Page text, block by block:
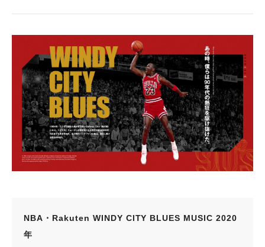
NBA・Rakuten WINDY CITY BLUES MUSIC 2020
年